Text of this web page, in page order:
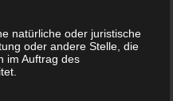
besonders
natürliche oder juristische
oder andere Stelle, die
im Auftrag des